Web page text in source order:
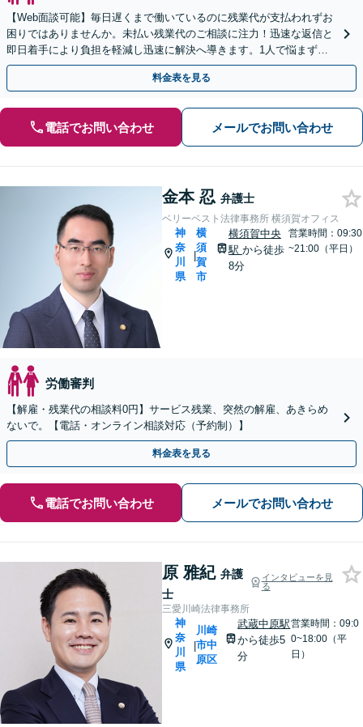
【Web面談可能】毎日遅くまで働いているのに残業代が支払われずお
困りではありませんか。未払い残業代のご相談に注力！迅速な返信と
即日着手により負担を軽減し迅速に解決へ導きます。1人で悩まずま
ずはご相談ください。
料金表を見る
電話でお問い合わせ メールでお問い合わせ
金本 忍 弁護士
ベリーベスト法律事務所 横須賀オフィス
神
奈
川
県
|
横
須
賀
市
横須賀中央
駅 から徒歩
8分
営業時間：09:30
~21:00（平日）
労働審判
【解雇・残業代の相談料0円】サービス残業、突然の解雇、あきらめ
ないで。【電話・オンライン相談対応（予約制）】
料金表を見る
電話でお問い合わせ メールでお問い合わせ
原 雅紀 弁護
士
インタビューを見
る
三愛川崎法律事務所
神
奈
川
県
|
川崎
市中
原区
武蔵中原駅
から徒歩5
分
営業時間：09:0
0~18:00（平
日）